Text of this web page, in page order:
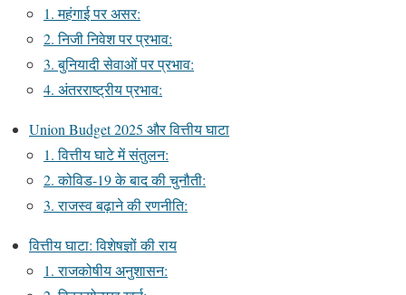
1. महंगाई पर असर:
2. निजी निवेश पर प्रभाव:
3. बुनियादी सेवाओं पर प्रभाव:
4. अंतरराष्ट्रीय प्रभाव:
Union Budget 2025 और वित्तीय घाटा
1. वित्तीय घाटे में संतुलन:
2. कोविड-19 के बाद की चुनौती:
3. राजस्व बढ़ाने की रणनीति:
वित्तीय घाटा: विशेषज्ञों की राय
1. राजकोषीय अनुशासन: